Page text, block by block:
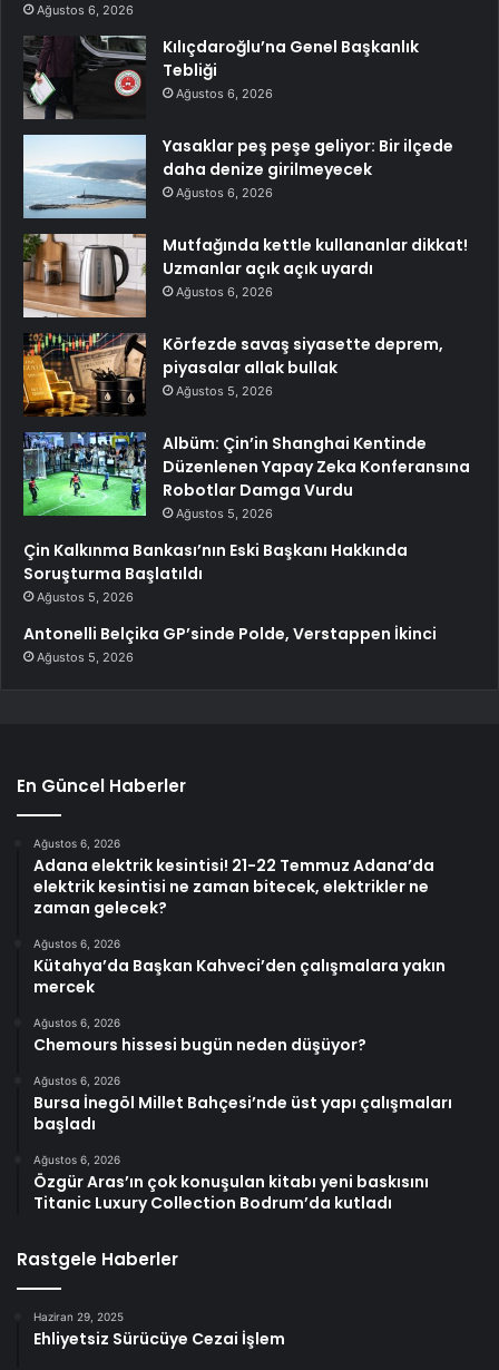
Ağustos 6, 2026
Kılıçdaroğlu’na Genel Başkanlık
Tebliği
Ağustos 6, 2026
Yasaklar peş peşe geliyor: Bir ilçede
daha denize girilmeyecek
Ağustos 6, 2026
Mutfağında kettle kullananlar dikkat!
Uzmanlar açık açık uyardı
Ağustos 6, 2026
Körfezde savaş siyasette deprem,
piyasalar allak bullak
Ağustos 5, 2026
Albüm: Çin’in Shanghai Kentinde
Düzenlenen Yapay Zeka Konferansına
Robotlar Damga Vurdu
Ağustos 5, 2026
Çin Kalkınma Bankası’nın Eski Başkanı Hakkında
Soruşturma Başlatıldı
Ağustos 5, 2026
Antonelli Belçika GP’sinde Polde, Verstappen İkinci
Ağustos 5, 2026
En Güncel Haberler
Ağustos 6, 2026
Adana elektrik kesintisi! 21-22 Temmuz Adana’da
elektrik kesintisi ne zaman bitecek, elektrikler ne
zaman gelecek?
Ağustos 6, 2026
Kütahya’da Başkan Kahveci’den çalışmalara yakın
mercek
Ağustos 6, 2026
Chemours hissesi bugün neden düşüyor?
Ağustos 6, 2026
Bursa İnegöl Millet Bahçesi’nde üst yapı çalışmaları
başladı
Ağustos 6, 2026
Özgür Aras’ın çok konuşulan kitabı yeni baskısını
Titanic Luxury Collection Bodrum’da kutladı
Rastgele Haberler
Haziran 29, 2025
Ehliyetsiz Sürücüye Cezai İşlem